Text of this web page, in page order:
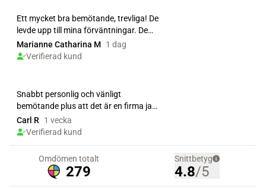
Ett mycket bra bemötande, trevliga! De
levde upp till mina förväntningar. De
utförde en f...
Marianne Catharina M 1 dag
Verifierad kund
Snabbt personlig och vänligt
bemötande plus att det är en firma jag
kan lita på gör mig ti...
Carl R
1 vecka
Verifierad kund
Omdömen totalt
279
Snittbetyg
4.8/5